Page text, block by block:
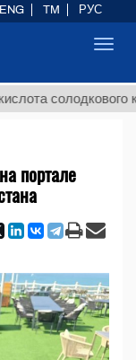
корня
портале
ENG TM РУС